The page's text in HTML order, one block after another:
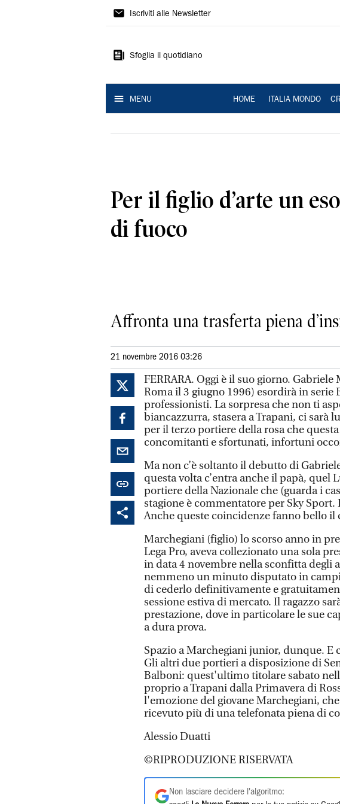
La
Ferrara
Iscriviti alle Newsletter
Sfoglia il quotidiano
MENU HOME ITALIA MONDO
Per il figlio d’arte un
di fuoco
Affronta una trasferta piena
21 novembre 2016 03:26
FERRARA. Oggi è il suo giorno.
Roma il 3 giugno 1996) esordirà in serie
professionisti. La sorpresa che non ti
biancazzurra, stasera a Trapani, ci sarà
per il terzo portiere della rosa che
concomitanti e sfortunati, infortuni
Ma non c’è soltanto il debutto di
questa volta c’entra anche il papà, quel
portiere della Nazionale che (guarda i
stagione è commentatore per Sky
Anche queste coincidenze fanno bello il
Marchegiani (figlio) lo scorso anno in
Lega Pro, aveva collezionato una sola
in data 4 novembre nella sconfitta degli
nemmeno un minuto disputato in
di cederlo definitivamente e
sessione estiva di mercato. Il ragazzo
prestazione, dove in particolare le sue
a dura prova.
Spazio a Marchegiani junior, dunque. E
Gli altri due portieri a disposizione di
Balboni: quest'ultimo titolare sabato
proprio a Trapani dalla Primavera di
l'emozione del giovane Marchegiani,
ricevuto più di una telefonata piena di
Alessio Duatti
©RIPRODUZIONE RISERVATA
Non lasciare decidere l'algoritmo: